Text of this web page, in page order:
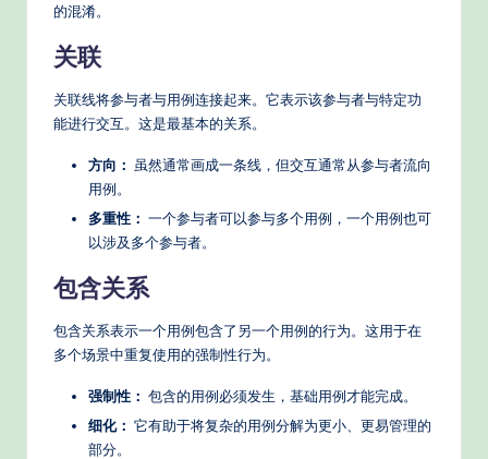
的混淆。
关联
关联线将参与者与用例连接起来。它表示该参与者与特定功
能进行交互。这是最基本的关系。
方向： 虽然通常画成一条线，但交互通常从参与者流向
用例。
多重性： 一个参与者可以参与多个用例，一个用例也可
以涉及多个参与者。
包含关系
包含关系表示一个用例包含了另一个用例的行为。这用于在
多个场景中重复使用的强制性行为。
强制性： 包含的用例必须发生，基础用例才能完成。
细化： 它有助于将复杂的用例分解为更小、更易管理的
部分。